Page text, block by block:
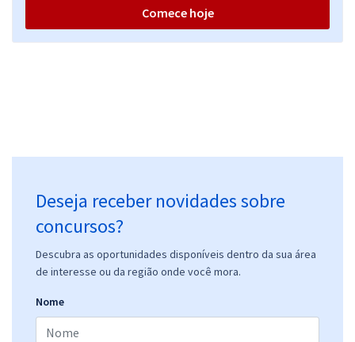
Comece hoje
Deseja receber novidades sobre
concursos?
Descubra as oportunidades disponíveis dentro da sua área
de interesse ou da região onde você mora.
Nome